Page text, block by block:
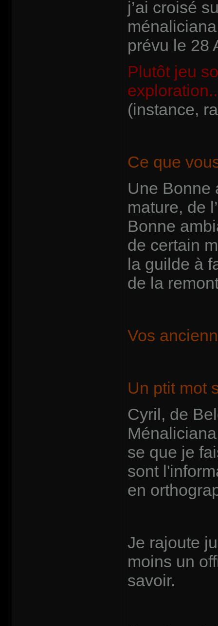
j’ai croisé
prévu le 28
Plutôt jeu
(instance,
Ce que
Une Bonne
mature, de
Bonne
de certain
la guilde à
de la
Vos
Un ptit mot
Cyril, de
se que je
sont
en
Je rajoute
moins un
savoir.